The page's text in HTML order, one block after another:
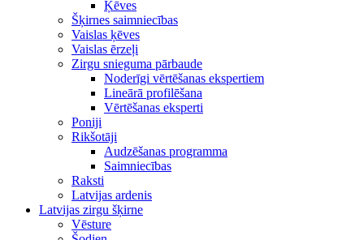
Ķēves
Šķirnes saimniecības
Vaislas ķēves
Vaislas ērzeļi
Zirgu snieguma pārbaude
Noderīgi vērtēšanas ekspertiem
Lineārā profilēšana
Vērtēšanas eksperti
Poniji
Rikšotāji
Audzēšanas programma
Saimniecības
Raksti
Latvijas ardenis
Latvijas zirgu šķirne
Vēsture